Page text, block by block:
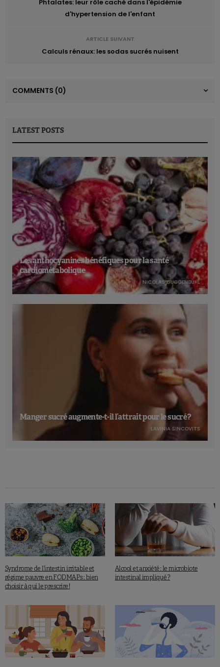
Phtalates: leur rôle caché dans l'épidémie
d'hypertension de l'enfant
ARTICLE SUIVANT
Calculs rénaux: les sodas sucrés nuisent
COMMENTS (0)
LATEST POSTS
Les anthocyanines bénéfiques pour la santé
cardiométabolique
NICOLAS GUGGENBÜHL
Manger sucré augmente-t-il l’attrait pour le sucré ?
LAVINIA SINCOVITS
Syndrome de l’intestin irritable et
régime pauvre en FODMAPs : bien
choisir à qui le prescrire !
Alcool et anxiété : le microbiote
intestinal impliqué ?